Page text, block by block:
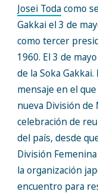
Josei Todacomo
Gakkai el 3 de
como tercer
1960. El 3 de
de la Soka
mensaje en el
nueva División
celebración de
del país, desde
División
la organización
encuentro para